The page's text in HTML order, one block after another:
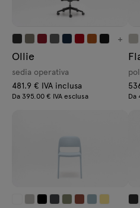
+
Ollie
sedia operativa
481.9 € IVA inclusa
Da 395.00 € IVA esclusa Da